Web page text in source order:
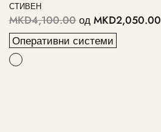
СТИВЕН
MKD4,100.00 од MKD2,050.00
Оперативни системи